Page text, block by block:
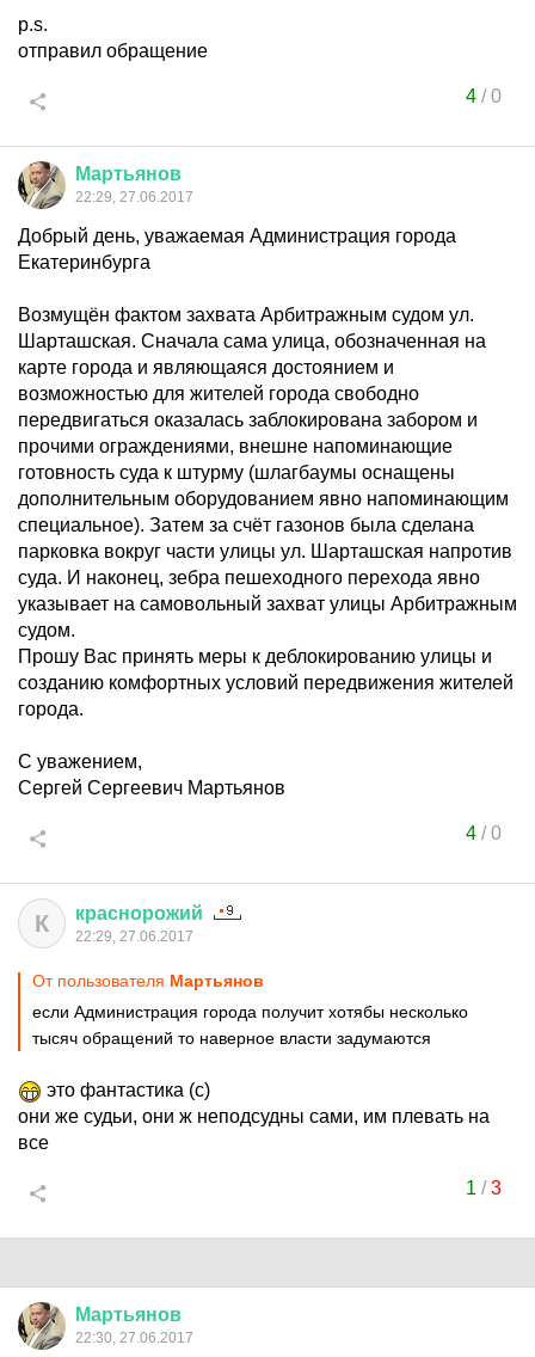
p.s.
отправил обращение
4/0
Мартьянов
22:29, 27.06.2017
Добрый день, уважаемая Администрация города
Екатеринбурга
Возмущён фактом захвата Арбитражным судом ул.
Шарташская. Сначала сама улица, обозначенная на
карте города и являющаяся достоянием и
возможностью для жителей города свободно
передвигаться оказалась заблокирована забором и
прочими ограждениями, внешне напоминающие
готовность суда к штурму (шлагбаумы оснащены
дополнительным оборудованием явно напоминающим
специальное). Затем за счёт газонов была сделана
парковка вокруг части улицы ул. Шарташская напротив
суда. И наконец, зебра пешеходного перехода явно
указывает на самовольный захват улицы Арбитражным
судом.
Прошу Вас принять меры к деблокированию улицы и
созданию комфортных условий передвижения жителей
города.
С уважением,
Сергей Сергеевич Мартьянов
4/0
К краснорожий
22:29, 27.06.2017
От пользователя Мартьянов
если Администрация города получит хотябы несколько
тысяч обращений то наверное власти задумаются
это фантастика (с)
они же судьи, они ж неподсудны сами, им плевать на
все
1 /3
Мартьянов
22:30, 27.06.2017